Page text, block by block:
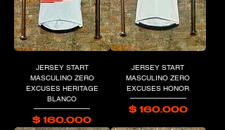
JERSEY START
MASCULINO ZERO
EXCUSES HERITAGE
BLANCO
Precio
$ 160.000
JERSEY START
MASCULINO ZERO
EXCUSES HONOR
Precio
$ 160.000